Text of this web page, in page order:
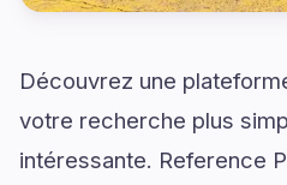
Découvrez une
votre recherche plus
intéressante. Reference